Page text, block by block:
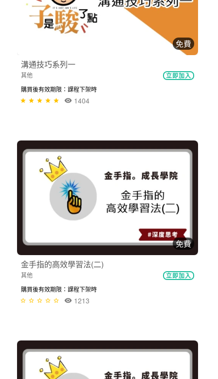
免費
溝通技巧系列一
其他 立即加入
購買後有效期限：課程下架時
1404
免費
金手指的高效學習法(二)
其他 立即加入
購買後有效期限：課程下架時
1213